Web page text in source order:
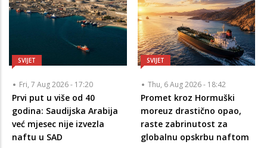
SVIJET
Fri, 7 Aug 2026 - 17:20
Prvi put u više od 40
godina: Saudijska Arabija
već mjesec nije izvezla
naftu u SAD
SVIJET
Thu, 6 Aug 2026 - 18:42
Promet kroz Hormuški
moreuz drastično opao,
raste zabrinutost za
globalnu opskrbu naftom